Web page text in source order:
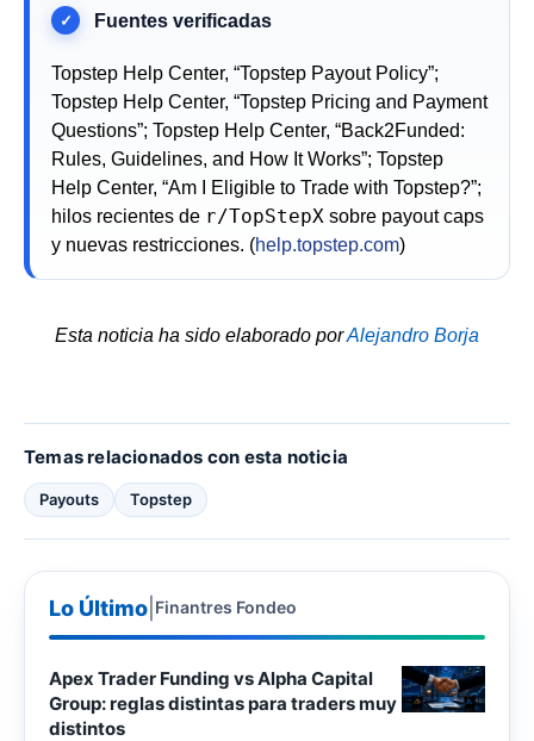
Topstep Help Center, “Topstep Payout Policy”;
Topstep Help Center, “Topstep Pricing and Payment
Questions”; Topstep Help Center, “Back2Funded:
Rules, Guidelines, and How It Works”; Topstep
Help Center, “Am I Eligible to Trade with Topstep?”;
hilos recientes de r/TopStepX sobre payout caps
y nuevas restricciones. (help.topstep.com)
Esta noticia ha sido elaborado porAlejandro Borja
Temas relacionados con esta noticia
Payouts Topstep
Lo Último Finantres Fondeo
Apex Trader Funding vs Alpha Capital
Group: reglas distintas para traders muy
distintos